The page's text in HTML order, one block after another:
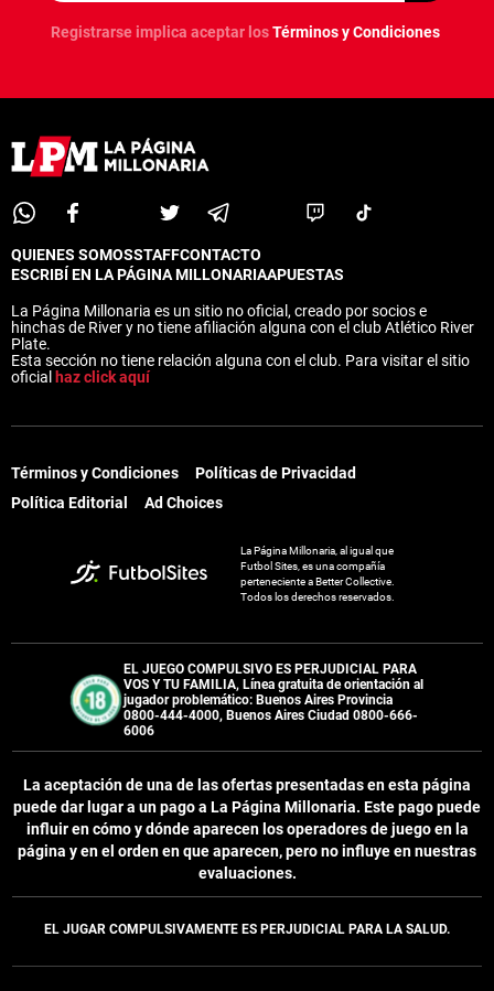
Registrarse implica aceptar losTérminos y Condiciones
QUIENES SOMOSSTAFFCONTACTO
ESCRIBÍ EN LA PÁGINA MILLONARIAAPUESTAS
La Página Millonaria es un sitio no oficial, creado por socios e
hinchas de River y no tiene afiliación alguna con el club Atlético River
Plate.
Esta sección no tiene relación alguna con el club. Para visitar el sitio
oficial haz click aquí
Términos y Condiciones
Políticas de Privacidad
Política Editorial
Ad Choices
La Página Millonaria, al igual que
Futbol Sites, es una compañía
perteneciente a Better Collective.
Todos los derechos reservados.
EL JUEGO COMPULSIVO ES PERJUDICIAL PARA
VOS Y TU FAMILIA, Línea gratuita de orientación al
jugador problemático: Buenos Aires Provincia
0800-444-4000, Buenos Aires Ciudad 0800-666-
6006
La aceptación de una de las ofertas presentadas en esta página
puede dar lugar a un pago a La Página Millonaria. Este pago puede
influir en cómo y dónde aparecen los operadores de juego en la
página y en el orden en que aparecen, pero no influye en nuestras
evaluaciones.
EL JUGAR COMPULSIVAMENTE ES PERJUDICIAL PARA LA SALUD.